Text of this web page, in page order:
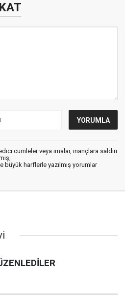
cümleler veya imalar, inançlara saldırı
büyük harflerle yazılmış yorumlar